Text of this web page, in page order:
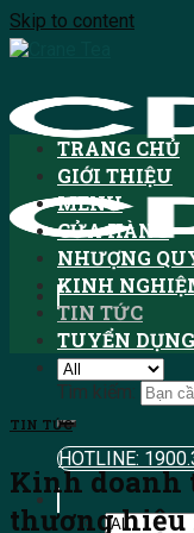
Skip to content
Tìm kiếm:
HOTLINE:
TRANG CHỦ
GIỚI THIỆU
MENU
CỬA HÀNG
NHƯỢNG
KINH
TIN TỨC
TUYỂN DỤNG
TIN TỨC
Kinh doanh
thương